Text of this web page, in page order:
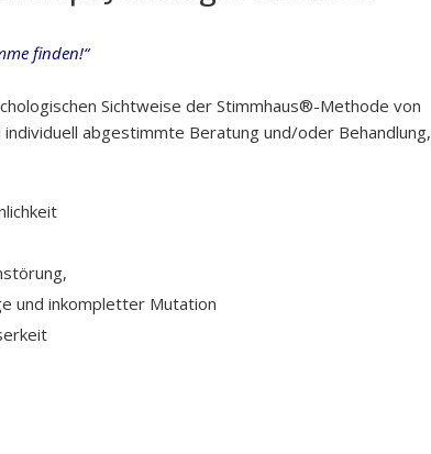
finden!“
Sichtweise der Stimmhaus®-Methode von
individuell abgestimmte Beratung und/oder Behandlung,
und inkompletter Mutation